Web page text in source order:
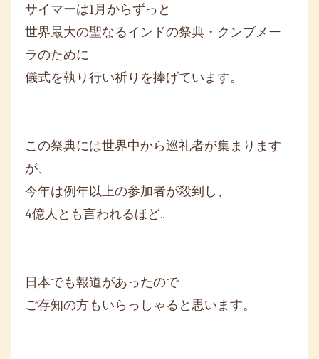
サイマーは1月からずっと
世界最大の聖なるインドの祭典・クンブメー
ラのために
儀式を執り行い祈りを捧げています。
この祭典には世界中から巡礼者が集まります
が、
今年は例年以上の参加者が殺到し、
4億人とも言われるほど..
日本でも報道があったので
ご存知の方もいらっしゃると思います。